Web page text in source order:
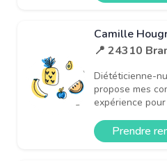
Camille
📍 24310
Diététicienne-
propose mes
expérience
Prendre